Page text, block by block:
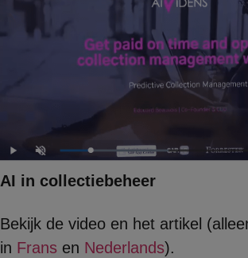
AI in collectiebeheer
Bekijk de video en het artikel
in Frans en Nederlands).